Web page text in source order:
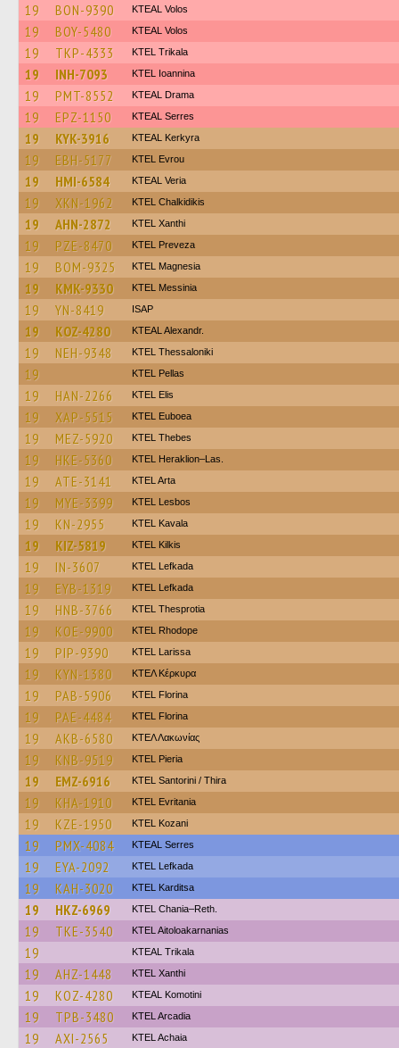
19 BON-9390 KTEAL Volos
19 BOY-5480 KTEAL Volos
19 TKP-4333 ΚΤΕL Τrikala
19 INH-7093 KTEL Ioannina
19 PMT-8552 KTEAL Drama
19 EPZ-1150 KTEAL Serres
19 KYK-3916 KTEAL Kerkyra
19 EBH-5177 KTEL Evrou
19 HMI-6584 KTEAL Veria
19 XKN-1962 ΚΤΕL Chalkidikis
19 AHN-2872 KTEL Xanthi
19 PZE-8470 KTEL Preveza
19 BOM-9325 ΚΤΕL Magnesia
19 KMK-9330 KTEL Messinia
19 YN-8419 ISAP
19 KOZ-4280 KTEAL Alexandr.
19 NEH-9348 KTEL Thessaloniki
19 KTEL Pellas
19 HAN-2266 KTEL Elis
19 XAP-5515 ΚΤΕL Euboea
19 MEZ-5920 KTEL Thebes
19 HKE-5360 KTEL Heraklion–Las.
19 ATE-3141 KTEL Arta
19 MYE-3399 KTEL Lesbos
19 KN-2955 KTEL Kavala
19 KIZ-5819 KTEL Kilkis
19 IN-3607 KTEL Lefkada
19 EYB-1319 KTEL Lefkada
19 HNB-3766 KTEL Thesprotia
19 KOE-9900 KTEL Rhodope
19 PIP-9390 KTEL Larissa
19 KYN-1380 ΚΤΕΛ Κέρκυρα
19 PAB-5906 KTEL Florina
19 PAE-4484 KTEL Florina
19 AKB-6580 ΚΤΕΛ Λακωνίας
19 KNB-9519 KTEL Pieria
19 EMZ-6916 KTEL Santorini / Thira
19 KHA-1910 ΚΤΕL Evritania
19 KZE-1950 ΚΤΕL Kozani
19 PMX-4084 KTEAL Serres
19 EYA-2092 KTEL Lefkada
19 KAH-3020 ΚΤΕL Karditsa
19 HKZ-6969 KTEL Chania–Reth.
19 TKE-3540 KTEL Aitoloakarnanias
19 KTEAL Trikala
19 AHZ-1448 KTEL Xanthi
19 KOZ-4280 KTEAL Komotini
19 TPB-3480 KTEL Arcadia
19 AXI-2565 KTEL Achaia